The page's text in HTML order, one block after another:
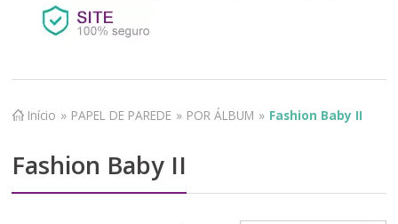
Início » PAPEL DE PAREDE » POR ÁLBUM » Fashion Baby II
Fashion Baby II